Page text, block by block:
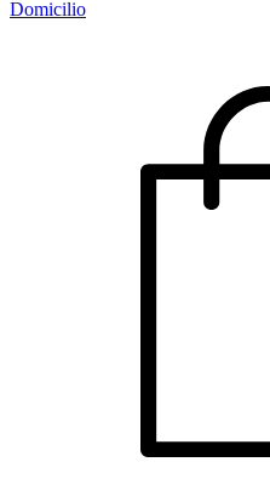
Domicilio